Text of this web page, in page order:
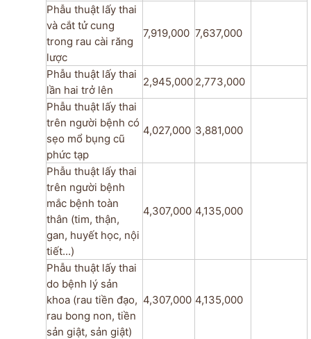
Phẫu thuật lấy thai
và cắt tử cung
trong rau cài răng
lược
7,919,000 7,637,000
Phẫu thuật lấy thai
lần hai trở lên
2,945,000 2,773,000
Phẫu thuật lấy thai
trên người bệnh có
sẹo mổ bụng cũ
phức tạp
4,027,000 3,881,000
Phẫu thuật lấy thai
trên người bệnh
mắc bệnh toàn
thân (tim, thận,
gan, huyết học, nội
tiết...)
4,307,000 4,135,000
Phẫu thuật lấy thai
do bệnh lý sản
khoa (rau tiền đạo,
rau bong non, tiền
sản giật, sản giật)
4,307,000 4,135,000